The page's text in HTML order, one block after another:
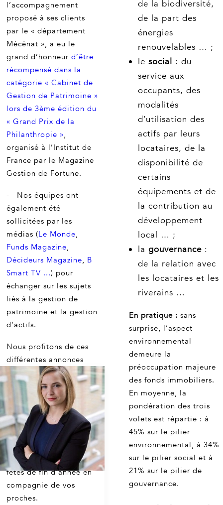
l’accompagnement
proposé à ses clients
par le « département
Mécénat », a eu le
grand d’honneur d’être
récompensé dans la
catégorie « Cabinet de
Gestion de Patrimoine »
lors de 3ème édition du
« Grand Prix de la
Philanthropie »,
organisé à l’Institut de
France par le Magazine
Gestion de Fortune.
- Nos équipes ont
également été
sollicitées par les
médias (Le Monde,
Funds Magazine,
Décideurs Magazine, B
Smart TV ...) pour
échanger sur les sujets
liés à la gestion de
patrimoine et la gestion
d’actifs.
Nous profitons de ces
différentes annonces
pour remercier nos
clients et partenaires
pour la confiance qu'ils
nous accordent.
Toutes les équipes du
cabinet vous souhaitent
de passer de très belles
fêtes de fin d'année en
compagnie de vos
proches.
de la biodiversité,
de la part des
énergies
renouvelables … ;
le social : du
service aux
occupants, des
modalités
d’utilisation des
actifs par leurs
locataires, de la
disponibilité de
certains
équipements et de
la contribution au
développement
local … ;
la gouvernance :
de la relation avec
les locataires et les
riverains …
En pratique : sans
surprise, l’aspect
environnemental
demeure la
préoccupation majeure
des fonds immobiliers.
En moyenne, la
pondération des trois
volets est répartie : à
45% sur le pilier
environnemental, à 34%
sur le pilier social et à
21% sur le pilier de
gouvernance.